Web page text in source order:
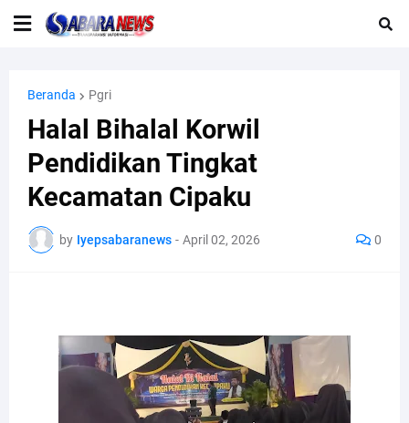
Beranda Pgri
Halal Bihalal Korwil
Pendidikan Tingkat
Kecamatan Cipaku
by Iyepsabaranews - April 02, 2026 0